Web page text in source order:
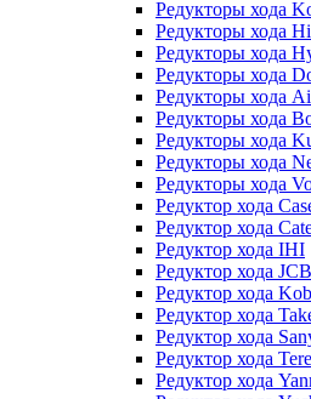
Редукторы хода
Редукторы хода
Редукторы хода
Редукторы хода
Редукторы хода
Редукторы хода
Редукторы хода
Редукторы хода
Редукторы хода
Редуктор хода
Редуктор хода
Редуктор хода IHI
Редуктор хода JCB
Редуктор хода
Редуктор хода
Редуктор хода
Редуктор хода
Редуктор хода